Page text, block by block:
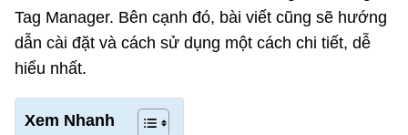
Tag Manager. Bên cạnh đó, bài viết cũng sẽ hướng
dẫn cài đặt và cách sử dụng một cách chi tiết, dễ
hiểu nhất.
Xem Nhanh